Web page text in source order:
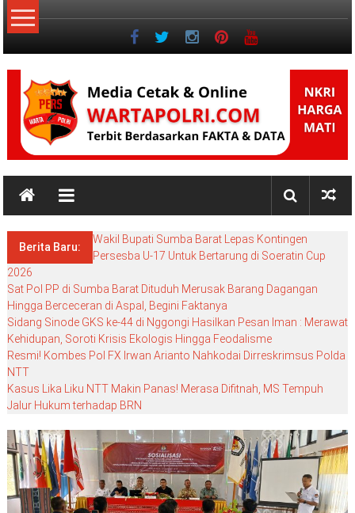
Lompat
ke
NKRI
NKRI
MATIBerita Baru:
Wakil Bupati Sumba Barat Lepas Kontingen
Persesba U-17 Untuk Bertarung di Soeratin Cup
2026
Sat Pol PP di Sumba Barat Dituduh Merusak Barang Dagangan
Hingga Berceceran di Aspal, Begini Faktanya
Sidang Sinode GKS ke-44 di Nggongi Hasilkan Pesan Iman : Merawat
Kehidupan, Soroti Krisis Ekologis Hingga Feodalisme
Resmi! Kombes Pol FX Irwan Arianto Nahkodai Dirreskrimsus Polda
NTT
Kasus Lika Liku NTT Makin Panas! Merasa Difitnah, MS Tempuh
Jalur Hukum terhadap BRN